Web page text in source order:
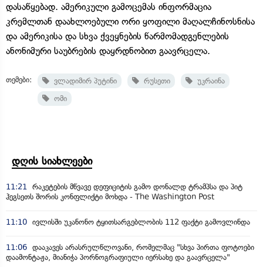
დასაწყებად. ამერიკული გამოცემას ინფორმაცია
კრემლთან დაახლოებული ორი ყოფილი მაღალჩინოსნისა
და ამერიკისა და სხვა ქვეყნების წარმომადგენლების
ანონიმური საუბრების დაყრდნობით გაავრცელა.
თემები: ვლადიმირ პუტინი რუსეთი
უკრაინა
ომი
დღის სიახლეები
11:21
რაკეტების მწვავე დეფიციტის გამო დონალდ ტრამპსა და პიტ
ჰეგსეთს შორის კონფლიქტი მოხდა - The Washington Post
11:10 ივლისში უკანონო ტყითსარგებლობის 112 ფაქტი გამოვლინდა
11:06 დააკავეს არასრულწლოვანი, რომელმაც "სხვა პირთა ფოტოები
დაამონტაჟა, მიანიჭა პორნოგრაფიული იერსახე და გაავრცელა"